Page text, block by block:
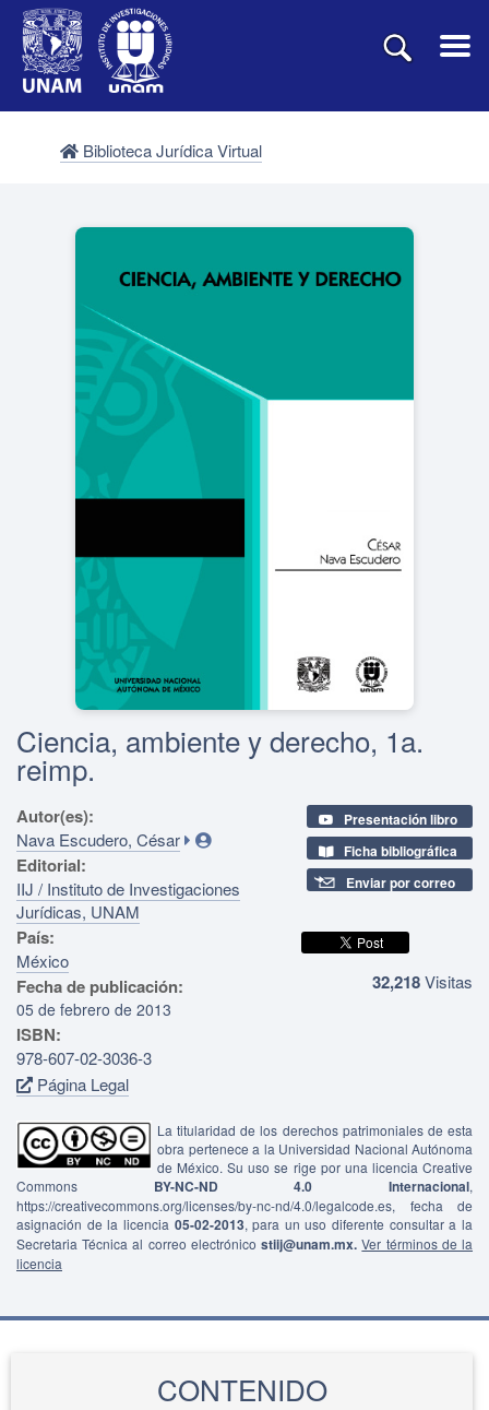
Biblioteca Jurídica Virtual
Ciencia, ambiente y derecho, 1a.
reimp.
Autor(es):
Nava Escudero, César
Editorial:
IIJ / Instituto de Investigaciones
Jurídicas, UNAM
País:
México
Fecha de publicación:
05 de febrero de 2013
ISBN:
978-607-02-3036-3
Página Legal
Presentación libro
Ficha bibliográfica
Enviar por correo
32,218Visitas
La titularidad de los derechos patrimoniales de esta
obra pertenece a la Universidad Nacional Autónoma
de México. Su uso se rige por una licencia Creative
Commons BY-NC-ND 4.0 Internacional,
https://creativecommons.org/licenses/by-nc-nd/4.0/legalcode.es, fecha de
asignación de la licencia 05-02-2013, para un uso diferente consultar a la
Secretaria Técnica al correo electrónicostiij@unam.mx. Ver términos de la
licencia
CONTENIDO